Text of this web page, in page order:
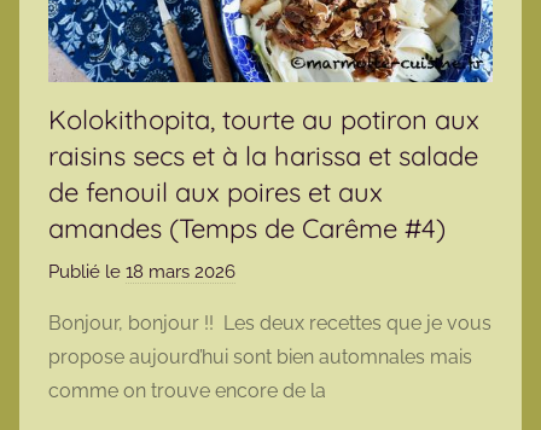
Kolokithopita, tourte au potiron aux
raisins secs et à la harissa et salade
de fenouil aux poires et aux
amandes (Temps de Carême #4)
Publié le 18 mars 2026
r
m
a
Bonjour, bonjour !! Les deux recettes que je vous
propose aujourd’hui sont bien automnales mais
comme on trouve encore de la